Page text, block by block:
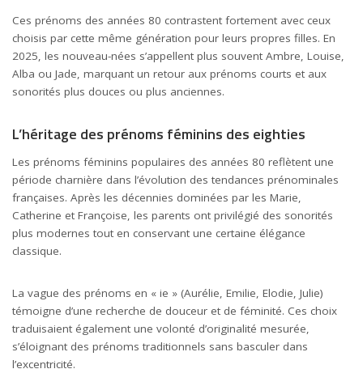
Ces prénoms des années 80 contrastent fortement avec ceux
choisis par cette même génération pour leurs propres filles. En
2025, les nouveau-nées s’appellent plus souvent Ambre, Louise,
Alba ou Jade, marquant un retour aux prénoms courts et aux
sonorités plus douces ou plus anciennes.
L’héritage des prénoms féminins des eighties
Les prénoms féminins populaires des années 80 reflètent une
période charnière dans l’évolution des tendances prénominales
françaises. Après les décennies dominées par les Marie,
Catherine et Françoise, les parents ont privilégié des sonorités
plus modernes tout en conservant une certaine élégance
classique.
La vague des prénoms en « ie » (Aurélie, Emilie, Elodie, Julie)
témoigne d’une recherche de douceur et de féminité. Ces choix
traduisaient également une volonté d’originalité mesurée,
s’éloignant des prénoms traditionnels sans basculer dans
l’excentricité.